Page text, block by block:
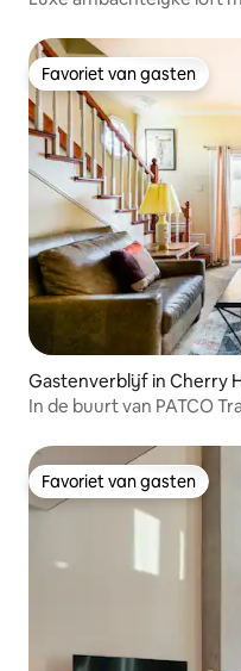
Favoriet van gasten
Favoriet van gasten
Gastenverblijf in Cherry
In de buurt van PATCO
Favoriet van gasten
Favoriet van gasten